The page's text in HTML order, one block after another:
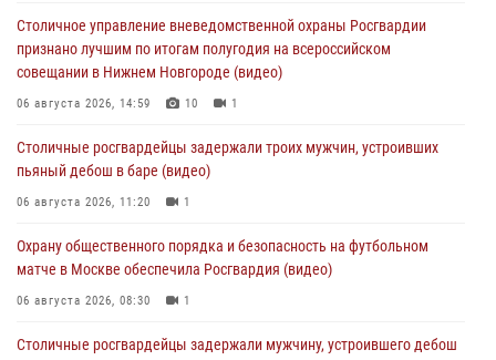
Столичное управление вневедомственной охраны Росгвардии
признано лучшим по итогам полугодия на всероссийском
совещании в Нижнем Новгороде (видео)
06 августа 2026, 14:59 10 1
Столичные росгвардейцы задержали троих мужчин, устроивших
пьяный дебош в баре (видео)
06 августа 2026, 11:20 1
Охрану общественного порядка и безопасность на футбольном
матче в Москве обеспечила Росгвардия (видео)
06 августа 2026, 08:30 1
Столичные росгвардейцы задержали мужчину, устроившего дебош